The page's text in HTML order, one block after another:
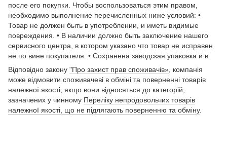
после его покупки. Чтобы воспользоваться этим правом,
необходимо выполнение перечисленных ниже условий: •
Товар не должен быть в употреблении, и иметь видимые
повреждения. • В наличии должно быть заключение нашего
сервисного центра, в котором указано что товар не исправен
не по вине покупателя. • Сохранена заводская упаковка и в
Відповідно закону "Про захист прав споживачів» , компанія
може відмовити споживачеві в обміні та поверненні товарів
належної якості, якщо вони відносяться до категорій,
зазначених у чинному Переліку непродовольчих товарів
належної якості, що не підлягають поверненню та обміну.